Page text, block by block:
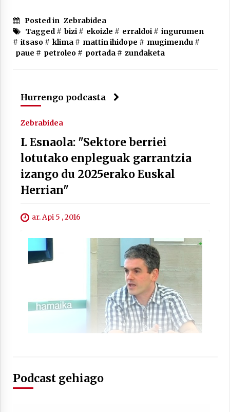
Berria egunkarian elkarrizketa
Arrosaren 20 urteez
Hala Bedi irratiko Hizpidea saioan
Arrosaren laburpen bideoa Hamaika
Telebistaren eskutik
2021/06/30
Posted in Zebrabidea
Tagged # bizi# ekoizle # erraldoi# ingurumen
# itsaso# klima# mattin ihidope # mugimendu#
paue # petroleo# portada# zundaketa
Hurrengo podcasta
Zebrabidea
I. Esnaola: "Sektore berriei
lotutako enpleguak garrantzia
izango du 2025erako Euskal
Herrian"
ar. Api 5 , 2016
Podcast gehiago